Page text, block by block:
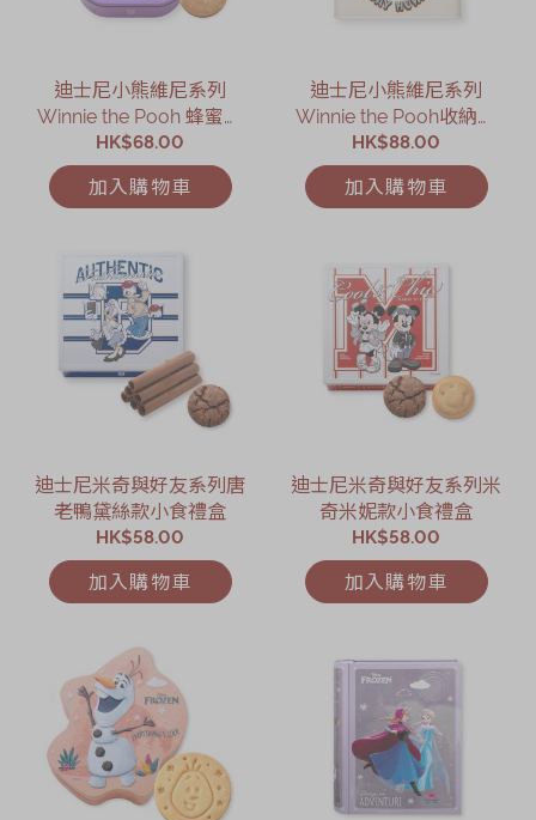
迪士尼小熊維尼系列
Winnie the Pooh 蜂蜜曲
奇禮盒
HK$68.00
加入購物車
迪士尼小熊維尼系列
Winnie the Pooh收納禮
盒
HK$88.00
加入購物車
迪士尼米奇與好友系列唐
老鴨黛絲款小食禮盒
HK$58.00
加入購物車
迪士尼米奇與好友系列米
奇米妮款小食禮盒
HK$58.00
加入購物車